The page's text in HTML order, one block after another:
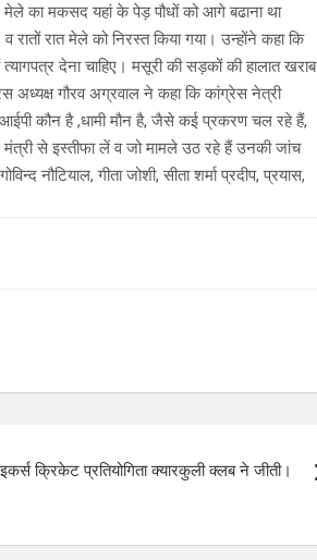
का मकसद यहां के पेड़ पौधों को आगे बढाना था
रात मेले को निरस्त किया गया। उन्होंने कहा कि
देना चाहिए। मसूरी की सड़कों की हालात खराब
अध्यक्ष गौरव अग्रवाल ने कहा कि कांग्रेस नेत्री
कौन है ,धामी मौन है, जैसे कई प्रकरण चल रहे हैं,
मंत्री से इस्तीफा लें व जो मामले उठ रहे हैं उनकी जांच
नौटियाल, गीता जोशी, सीता शर्मा प्रदीप, प्रयास,
क्रिकेट प्रतियोगिता क्यारकुली क्लब ने जीती।